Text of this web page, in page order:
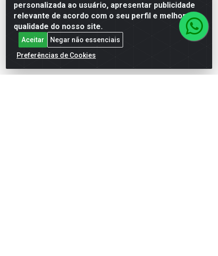
personalizada ao usuário, apresentar publicidade
relevante de acordo com o seu perfil e melhorar a
qualidade do nosso site.
Aceitar
Negar não essenciais
Preferências de Cookies
Fale Conosco
(62) 4014-4700
suporte@goiasatacado.com.br